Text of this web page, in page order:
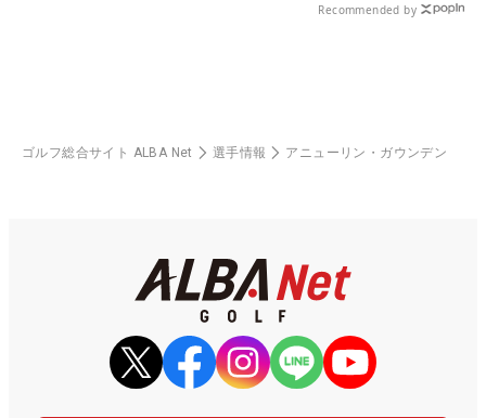
Recommended by
ゴルフ総合サイト ALBA Net 選手情報 アニューリン・ガウンデン